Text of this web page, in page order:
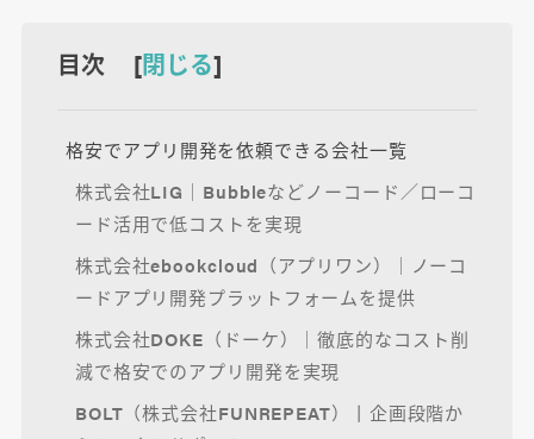
目次 [閉じる]
格安でアプリ開発を依頼できる会社一覧
株式会社LIG｜Bubbleなどノーコード／ローコ
ード活用で低コストを実現
株式会社ebookcloud（アプリワン）｜ノーコ
ードアプリ開発プラットフォームを提供
株式会社DOKE（ドーケ）｜徹底的なコスト削
減で格安でのアプリ開発を実現
BOLT（株式会社FUNREPEAT）丨企画段階か